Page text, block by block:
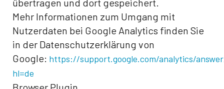
übertragen und dort gespeichert.
Mehr Informationen zum Umgang mit
Nutzerdaten bei Google Analytics finden Sie
in der Datenschutzerklärung von
Google: https://support.google.com/analytics/
hl=de